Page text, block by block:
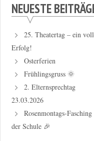
NEUESTE
25. Theatertag – ein
Erfolg!
Osterferien
Frühlingsgruss 🌞
2. Elternsprechtag
23.03.2026
Rosenmontags-
der Schule 🎉